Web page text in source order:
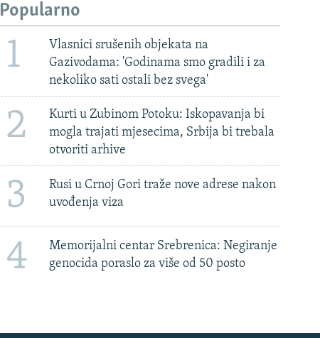
Popularno
1
Vlasnici srušenih objekata na
Gazivodama: 'Godinama smo gradili i za
nekoliko sati ostali bez svega'
2
Kurti u Zubinom Potoku: Iskopavanja bi
mogla trajati mjesecima, Srbija bi trebala
otvoriti arhive
3
Rusi u Crnoj Gori traže nove adrese nakon
uvođenja viza
4
Memorijalni centar Srebrenica: Negiranje
genocida poraslo za više od 50 posto